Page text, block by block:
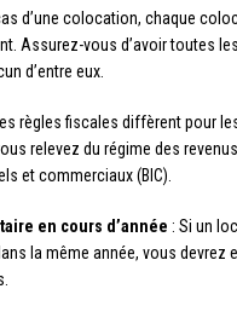
d’une colocation, chaque
Assurez-vous d’avoir toutes
d’entre eux.
règles fiscales diffèrent pour
relevez du régime des
et commerciaux (BIC).
en cours d’année : Si un
la même année, vous devrez